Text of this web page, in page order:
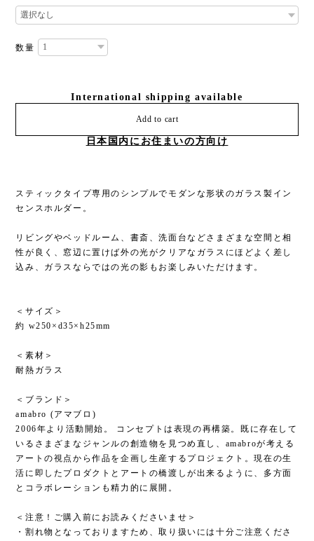
数量
International shipping available
Add to cart
日本国内にお住まいの方向け
スティックタイプ専用のシンプルでモダンな形状のガラス製イン
センスホルダー。
リビングやベッドルーム、書斎、洗面台などさまざまな空間と相
性が良く、窓辺に置けば外の光がクリアなガラスにほどよく差し
込み、ガラスならではの光の影もお楽しみいただけます。
＜サイズ＞
約 w250×d35×h25mm
＜素材＞
耐熱ガラス
＜ブランド＞
amabro (アマブロ)
2006年より活動開始。 コンセプトは表現の再構築。既に存在して
いるさまざまなジャンルの創造物を見つめ直し、amabroが考える
アートの視点から作品を企画し生産するプロジェクト。現在の生
活に即したプロダクトとアートの橋渡しが出来るように、多方面
とコラボレーションも精力的に展開。
＜注意！ご購入前にお読みくださいませ＞
・割れ物となっておりますため、取り扱いには十分ご注意くださ